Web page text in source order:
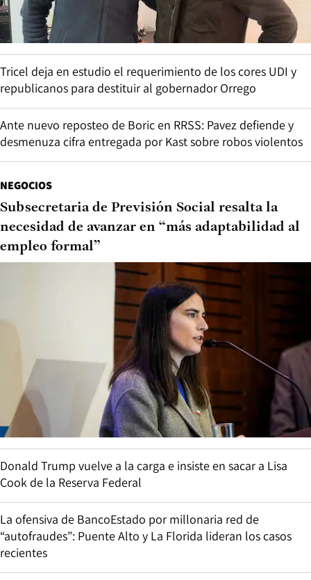
Tricel deja en estudio el requerimiento de los cores UDI y
republicanos para destituir al gobernador Orrego
Ante nuevo reposteo de Boric en RRSS: Pavez defiende y
desmenuza cifra entregada por Kast sobre robos violentos
NEGOCIOS
Subsecretaria de Previsión Social resalta la
necesidad de avanzar en “más adaptabilidad al
empleo formal”
Donald Trump vuelve a la carga e insiste en sacar a Lisa
Cook de la Reserva Federal
La ofensiva de BancoEstado por millonaria red de
“autofraudes”: Puente Alto y La Florida lideran los casos
recientes